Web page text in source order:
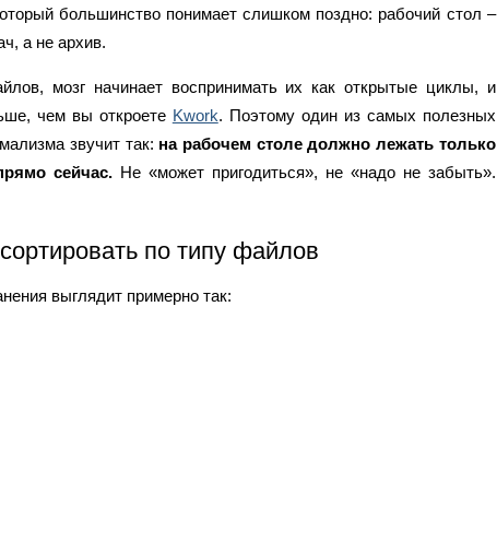
большинство понимает слишком поздно: рабочий стол –
а не архив.
мозг начинает воспринимать их как открытые циклы, и
чем вы откроете Kwork. Поэтому один из самых полезных
звучит так: на рабочем столе должно лежать только
сейчас. Не «может пригодиться», не «надо не забыть».
по типу файлов
выглядит примерно так: